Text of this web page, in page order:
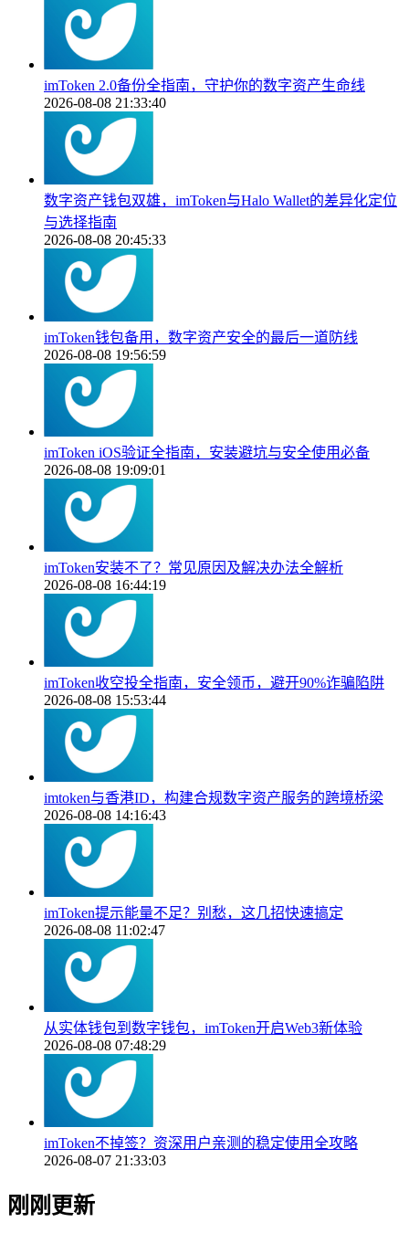
imToken 2.0备份全指南，守护你的数字资产生命线
2026-08-08 21:33:40
数字资产钱包双雄，imToken与Halo Wallet的差异化定位
与选择指南
2026-08-08 20:45:33
imToken钱包备用，数字资产安全的最后一道防线
2026-08-08 19:56:59
imToken iOS验证全指南，安装避坑与安全使用必备
2026-08-08 19:09:01
imToken安装不了？常见原因及解决办法全解析
2026-08-08 16:44:19
imToken收空投全指南，安全领币，避开90%诈骗陷阱
2026-08-08 15:53:44
imtoken与香港ID，构建合规数字资产服务的跨境桥梁
2026-08-08 14:16:43
imToken提示能量不足？别愁，这几招快速搞定
2026-08-08 11:02:47
从实体钱包到数字钱包，imToken开启Web3新体验
2026-08-08 07:48:29
imToken不掉签？资深用户亲测的稳定使用全攻略
2026-08-07 21:33:03
刚刚更新